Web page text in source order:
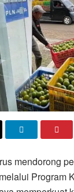
mendorong
Program